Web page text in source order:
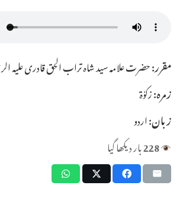
مقرر:حضرت علامہ سید شاہ تراب الحق قادری علیہ
زمرہ:زکوٰۃ
زبان:اردو
228بار دیکھا گیا